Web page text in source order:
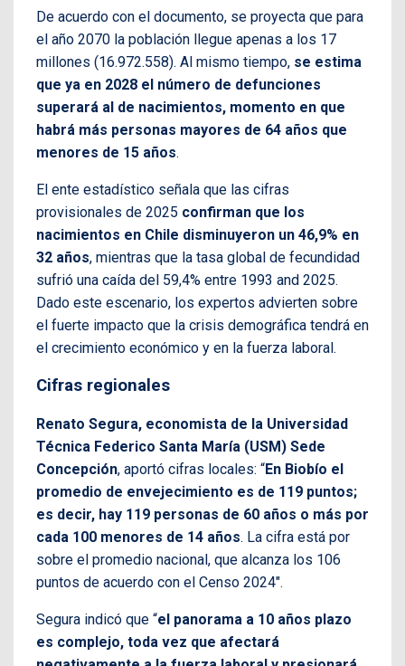
De acuerdo con el documento, se proyecta que para
el año 2070 la población llegue apenas a los 17
millones (16.972.558). Al mismo tiempo, se estima
que ya en 2028 el número de defunciones
superará al de nacimientos, momento en que
habrá más personas mayores de 64 años que
menores de 15 años.
El ente estadístico señala que las cifras
provisionales de 2025 confirman que los
nacimientos en Chile disminuyeron un 46,9% en
32 años, mientras que la tasa global de fecundidad
sufrió una caída del 59,4% entre 1993 and 2025.
Dado este escenario, los expertos advierten sobre
el fuerte impacto que la crisis demográfica tendrá en
el crecimiento económico y en la fuerza laboral.
Cifras regionales
Renato Segura, economista de la Universidad
Técnica Federico Santa María (USM) Sede
Concepción, aportó cifras locales: “En Biobío el
promedio de envejecimiento es de 119 puntos;
es decir, hay 119 personas de 60 años o más por
cada 100 menores de 14 años. La cifra está por
sobre el promedio nacional, que alcanza los 106
puntos de acuerdo con el Censo 2024″.
Segura indicó que “el panorama a 10 años plazo
es complejo, toda vez que afectará